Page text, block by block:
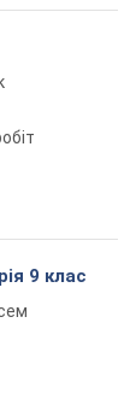
9 клас